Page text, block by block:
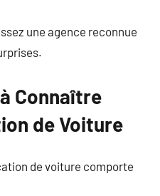
une agence reconnue
Connaître
de Voiture
de voiture comporte